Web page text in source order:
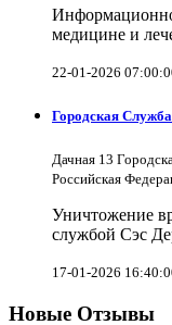
медицине и
22-01-2026
Городская
Дачная 13
Российская
Уничтожение
службой Сэс
17-01-2026
Новые Отзывы